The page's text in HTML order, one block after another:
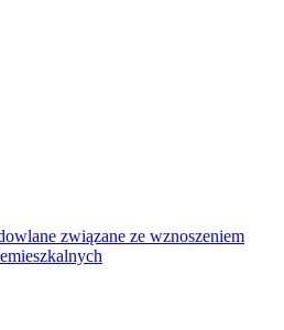
związane ze wznoszeniem